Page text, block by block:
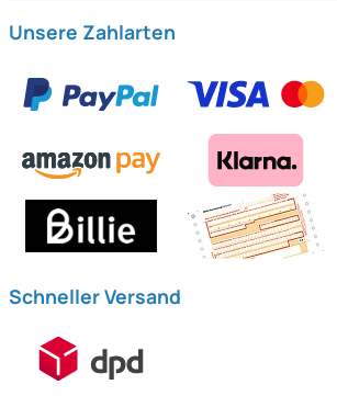
Unsere Zahlarten
Schneller Versand